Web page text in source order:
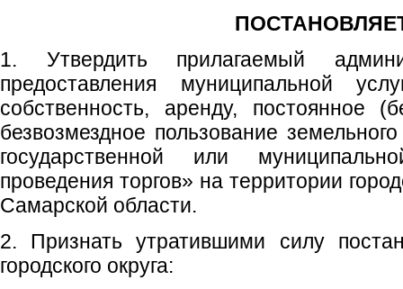
1. Утвердить прилагаемый
предоставления муниципальной
собственность, аренду, постоянное
безвозмездное пользование
государственной или
проведения торгов» на территории
Самарской области.
2. Признать утратившими силу
городского округа: